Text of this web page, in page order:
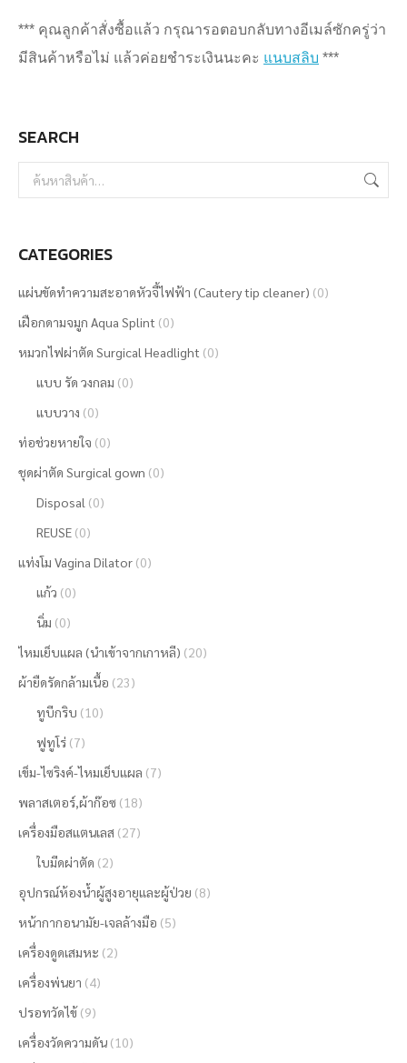
*** คุณลูกค้าสั่งซื้อแล้ว กรุณารอตอบกลับทางอีเมล์ซักครู่ว่า
มีสินค้าหรือไม่ แล้วค่อยชำระเงินนะคะ แนบสลิบ ***
SEARCH
CATEGORIES
แผ่นขัดทำความสะอาดหัวจี้ไฟฟ้า (Cautery tip cleaner) (0)
เฝือกดามจมูก Aqua Splint (0)
หมวกไฟผ่าตัด Surgical Headlight (0)
แบบ รัด วงกลม (0)
แบบวาง (0)
ท่อช่วยหายใจ (0)
ชุดผ่าตัด Surgical gown (0)
Disposal (0)
REUSE (0)
แท่งโม Vagina Dilator (0)
แก้ว (0)
นิ่ม (0)
ไหมเย็บแผล (นำเข้าจากเกาหลี) (20)
ผ้ายืดรัดกล้ามเนื้อ (23)
ทูบีกริบ (10)
ฟูทูโร่ (7)
เข็ม-ไซริงค์-ไหมเย็บแผล (7)
พลาสเตอร์,ผ้าก๊อซ (18)
เครื่องมือสแตนเลส (27)
ใบมีดผ่าตัด (2)
อุปกรณ์ห้องน้ำผู้สูงอายุและผู้ป่วย (8)
หน้ากากอนามัย-เจลล้างมือ (5)
เครื่องดูดเสมหะ (2)
เครื่องพ่นยา (4)
ปรอทวัดไข้ (9)
เครื่องวัดความดัน (10)